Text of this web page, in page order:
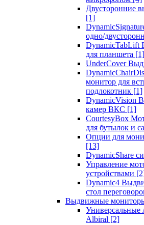
Двусторонние
[1]
одно/
DynamicTabLift
для планшета [1]
UnderCover
монитор для
подлокотник [1]
DynamicVision
камер ВКС [1]
CourtesyBox
для бутылок и
Опции для
[13]
DynamicShare
Управление
устройствами
Dynamic4
стол
Выдвижные
Универсальные
Albiral [2]